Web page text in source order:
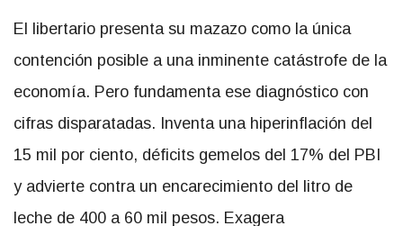
El libertario presenta su mazazo como la única
contención posible a una inminente catástrofe de la
economía. Pero fundamenta ese diagnóstico con
cifras disparatadas. Inventa una hiperinflación del
15 mil por ciento, déficits gemelos del 17% del PBI
y advierte contra un encarecimiento del litro de
leche de 400 a 60 mil pesos. Exagera